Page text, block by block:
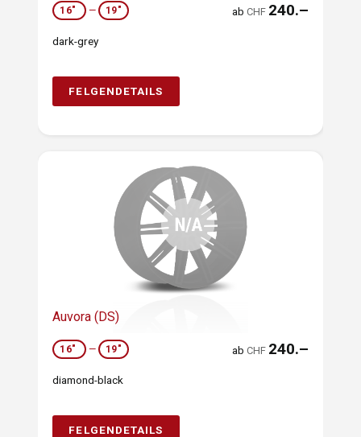
16" — 19" abCHF 240.–
dark-grey
FELGENDETAILS
Auvora (DS)
16" — 19" abCHF 240.–
diamond-black
FELGENDETAILS